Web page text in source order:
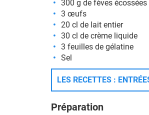
300 g de fèves écossées
3 œufs
20 cl de lait entier
30 cl de crème liquide
3 feuilles de gélatine
Sel
LES RECETTES :
Préparation